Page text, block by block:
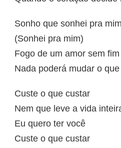
Sonho que sonhei pra
(Sonhei pra mim)
Fogo de um amor sem fim
Nada poderá mudar o
Custe o que custar
Nem que leve a vida
Eu quero ter você
Custe o que custar